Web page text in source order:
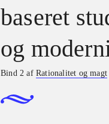
baseret
og
Bind 2 afRationalitet og magt